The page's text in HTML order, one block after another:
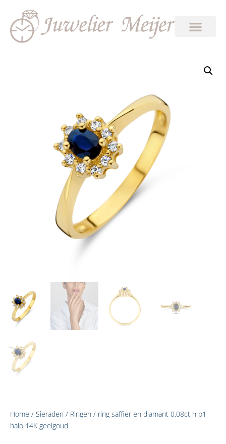
Home / Sieraden / Ringen / ring saffier en diamant 0.08ct h p1
halo 14K geelgoud